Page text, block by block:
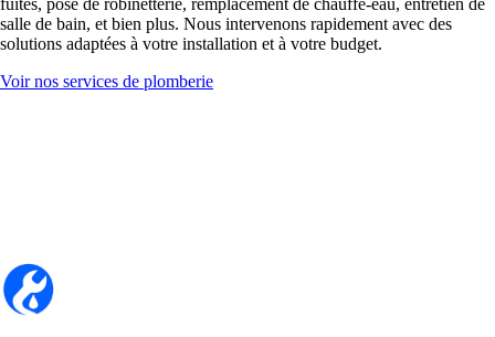
fuites, pose de robinetterie, remplacement de chauffe-eau, entretien de
salle de bain, et bien plus. Nous intervenons rapidement avec des
solutions adaptées à votre installation et à votre budget.
Voir nos services de plomberie